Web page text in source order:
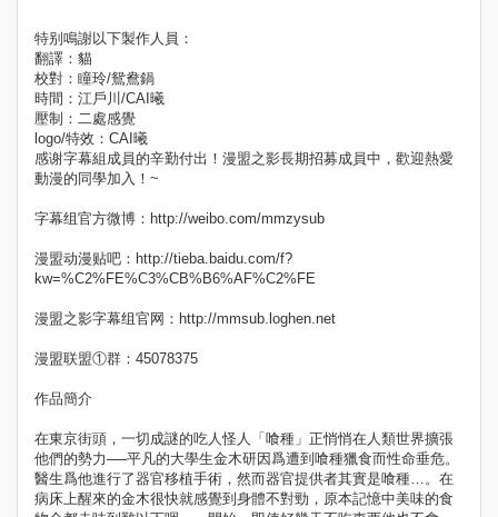
特别鳴謝以下製作人員：
翻譯：貓
校對：瞳玲/鴛鴦鍋
時間：江戶川/CAI曦
壓制：二處感覺
logo/特效：CAI曦
感谢字幕組成員的辛勤付出！漫盟之影長期招募成員中，歡迎熱愛
動漫的同學加入！~
字幕组官方微博：http://weibo.com/mmzysub
漫盟动漫贴吧：http://tieba.baidu.com/f?
kw=%C2%FE%C3%CB%B6%AF%C2%FE
漫盟之影字幕组官网：http://mmsub.loghen.net
漫盟联盟①群：45078375
作品簡介
在東京街頭，一切成謎的吃人怪人「喰種」正悄悄在人類世界擴張
他們的勢力──平凡的大學生金木研因爲遭到喰種獵食而性命垂危。
醫生爲他進行了器官移植手術，然而器官提供者其實是喰種…。在
病床上醒來的金木很快就感覺到身體不對勁，原本記憶中美味的食